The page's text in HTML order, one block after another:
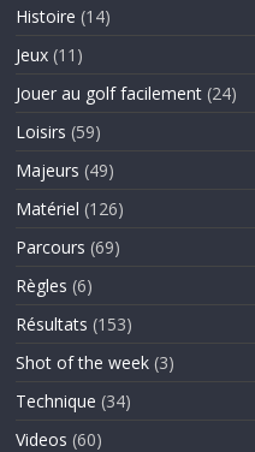
Histoire (14)
Jeux (11)
Jouer au golf facilement (24)
Loisirs (59)
Majeurs (49)
Matériel (126)
Parcours (69)
Règles (6)
Résultats (153)
Shot of the week (3)
Technique (34)
Videos (60)